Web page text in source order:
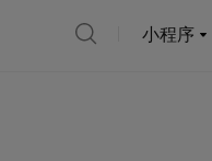
小程序